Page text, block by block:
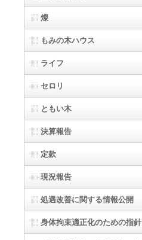
燦
もみの木ハウス
ライフ
セロリ
ともい木
決算報告
定款
現況報告
処遇改善に関する情報公開
身体拘束適正化のための指針